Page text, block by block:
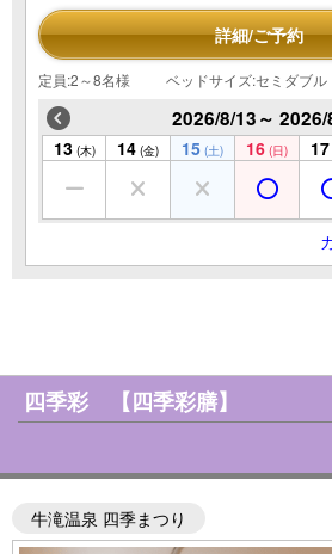
詳細/ご予約
定員:2～8名様 ベッドサイズ:セミダブル
2026/8/13～ 2026/
13 (木) 14 (金) 15 (土) 16 (日) 17
四季彩 【四季彩膳】
牛滝温泉 四季まつり